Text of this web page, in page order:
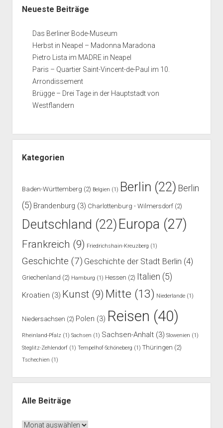
Neueste Beiträge
Das Berliner Bode-Museum
Herbst in Neapel – Madonna Maradona
Pietro Lista im MADRE in Neapel
Paris – Quartier Saint-Vincent-de-Paul im 10.
Arrondissement
Brügge – Drei Tage in der Hauptstadt von
Westflandern
Kategorien
Baden-Württemberg (2) Belgien (1) Berlin (22) Berlin
(5) Brandenburg (3) Charlottenburg - Wilmersdorf(2)
Deutschland (22) Europa (27)
Frankreich (9) Friedrichshain-Kreuzberg (1)
Geschichte (7) Geschichte der Stadt Berlin (4)
Griechenland (2) Hamburg (1) Hessen (2) Italien (5)
Kroatien (3) Kunst(9) Mitte (13) Niederlande(1)
Niedersachsen (2) Polen (3) Reisen (40)
Rheinland-Pfalz(1) Sachsen (1) Sachsen-Anhalt(3) Slowenien (1)
Steglitz-Zehlendorf (1) Tempelhof-Schöneberg (1) Thüringen (2)
Tschechien (1)
Alle Beiträge
Alle